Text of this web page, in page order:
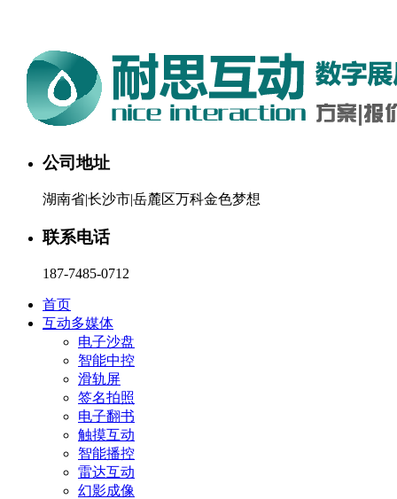
公司地址
湖南省|长沙市|岳麓区万科金色梦想
联系电话
187-7485-0712
首页
互动多媒体
电子沙盘
智能中控
滑轨屏
签名拍照
电子翻书
触摸互动
智能播控
雷达互动
幻影成像